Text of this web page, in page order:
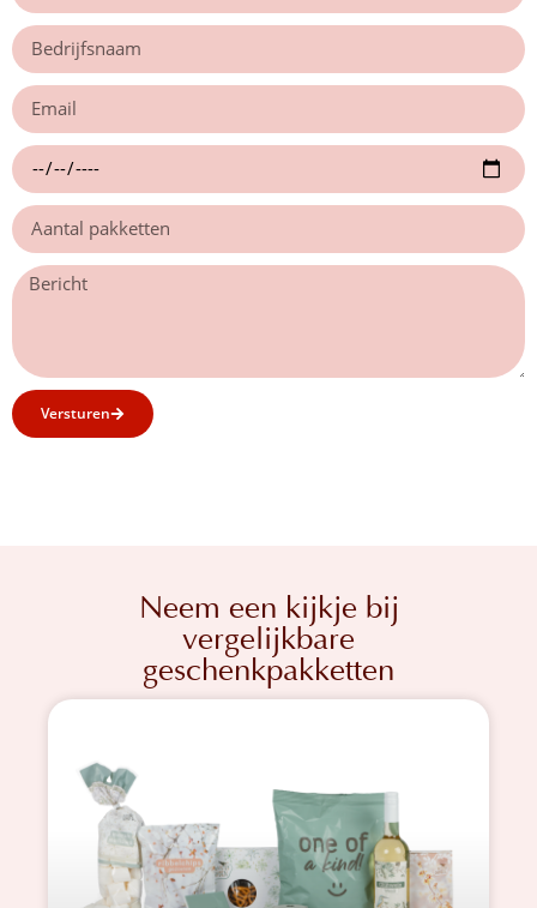
Versturen
Neem een kijkje bij
vergelijkbare
geschenkpakketten